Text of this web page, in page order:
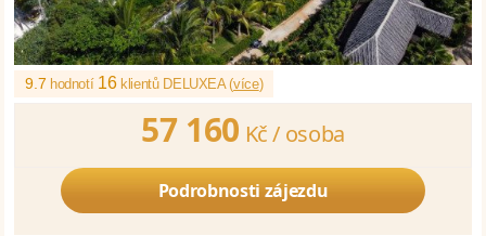
9.7 hodnotí 16klientů DELUXEA (více)
57 160 Kč / osoba
Podrobnosti zájezdu